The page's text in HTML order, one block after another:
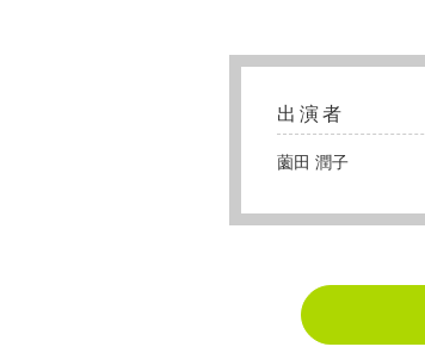
出演者
薗田 潤子